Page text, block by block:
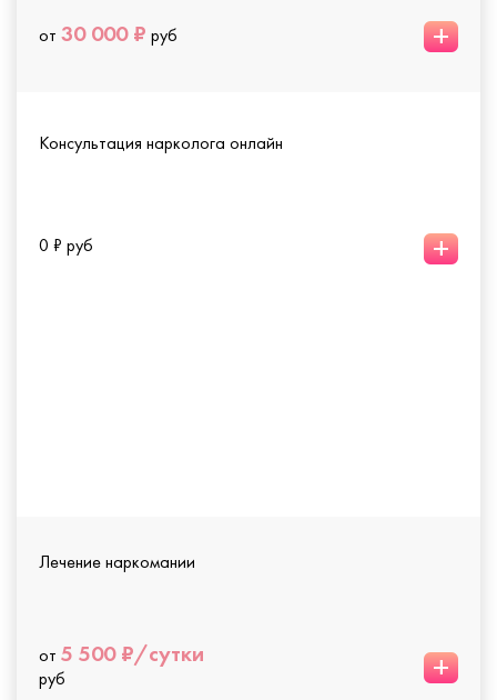
от 30 000 ₽ руб +
Консультация нарколога онлайн
0 ₽ руб +
Лечение наркомании
от 5 500 ₽/сутки
руб +